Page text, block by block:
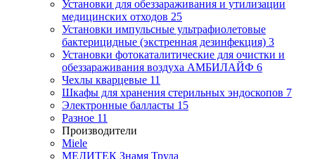
Установки для обеззараживания и утилизации
медицинских отходов 25
Установки импульсные ультрафиолетовые
бактерицидные (экстренная дезинфекция) 3
Установки фотокаталитические для очистки и
обеззараживания воздуха АМБИЛАЙФ 6
Чехлы кварцевые 11
Шкафы для хранения стерильных эндоскопов 7
Электронные балласты 15
Разное 11
Производители
Miele
МЕДИТЕК Знамя Труда